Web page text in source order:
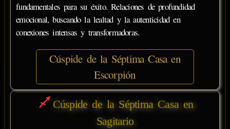
fundamentales para su éxito. Relaciones de profundidad
emocional, buscando la lealtad y la autenticidad en
conexiones intensas y transformadoras.
Cúspide de la Séptima Casa en
Escorpión
Cúspide de la Séptima Casa en
Sagitario